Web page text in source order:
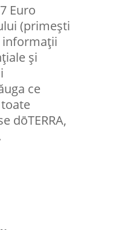
Euro
(primești
informații
și
ce
dōTERRA,